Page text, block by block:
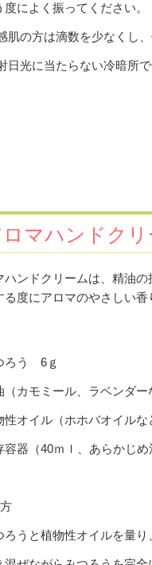
によく振ってください。
肌の方は滴数を少なくし
日光に当たらない冷暗所
ロマハンドク
ハンドクリームは、精油
る度にアロマのやさしい香
ろう 6ｇ
（カモミール、ラベンダ
性オイル（ホホバオイル
容器（40ｍｌ、あらかじめ
うと植物性オイルを量り